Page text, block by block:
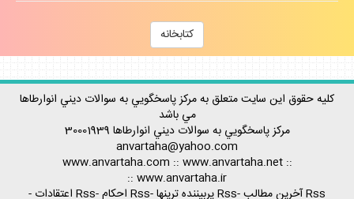
كتابخانه
كليه حقوق اين سايت متعلق به مركز پاسخگويي به سوالات ديني انوارطاها
مي باشد
مركز پاسخگويي به سوالات ديني انوارطاها 30001939
anvartaha@yahoo.com
www.anvartaha.com :: www.anvartaha.net::
www.anvartaha.ir
::
Rss آخرين مطالب
-Rss پربيننده ترينها -Rss احكام -Rss اعتقادات -